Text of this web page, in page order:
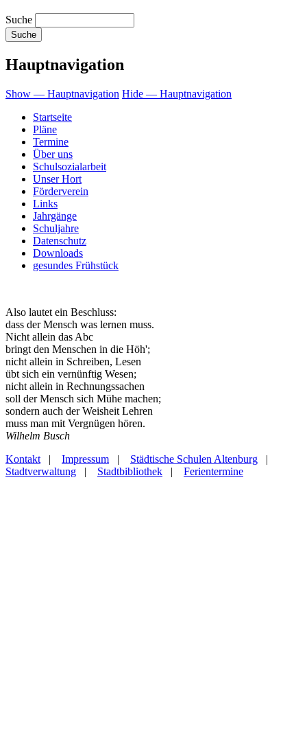
Suche
Hauptnavigation
Show — Hauptnavigation Hide — Hauptnavigation
Startseite
Pläne
Termine
Über uns
Schulsozialarbeit
Unser Hort
Förderverein
Links
Jahrgänge
Schuljahre
Datenschutz
Downloads
gesundes Frühstück
Also lautet ein Beschluss:
dass der Mensch was lernen muss.
Nicht allein das Abc
bringt den Menschen in die Höh';
nicht allein in Schreiben, Lesen
übt sich ein vernünftig Wesen;
nicht allein in Rechnungssachen
soll der Mensch sich Mühe machen;
sondern auch der Weisheit Lehren
muss man mit Vergnügen hören.
Wilhelm Busch
Kontakt | Impressum | Städtische Schulen Altenburg |
Stadtverwaltung | Stadtbibliothek | Ferientermine